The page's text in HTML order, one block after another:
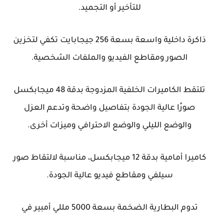
للتأخير أو التجميد.
ذاكرة داخلية واسعة بسعة 256 جيجابايت تكفي لتخزين
الصور ومقاطع الفيديو والملفات الشخصية.
تلتقط الكاميرات الخلفية المزدوجة بدقة 48 ميجابكسل
صورًا عالية الجودة بتفاصيل واضحة وتدعم العزل
والوضع الليلي والوضع الاحترافي وميزات أخرى.
كاميرا أمامية بدقة 12 ميجابكسل، مناسبة لالتقاط صور
سيلفي ومقاطع فيديو عالية الجودة.
تدوم البطارية الضخمة بسعة 5000 مللي أمبير في